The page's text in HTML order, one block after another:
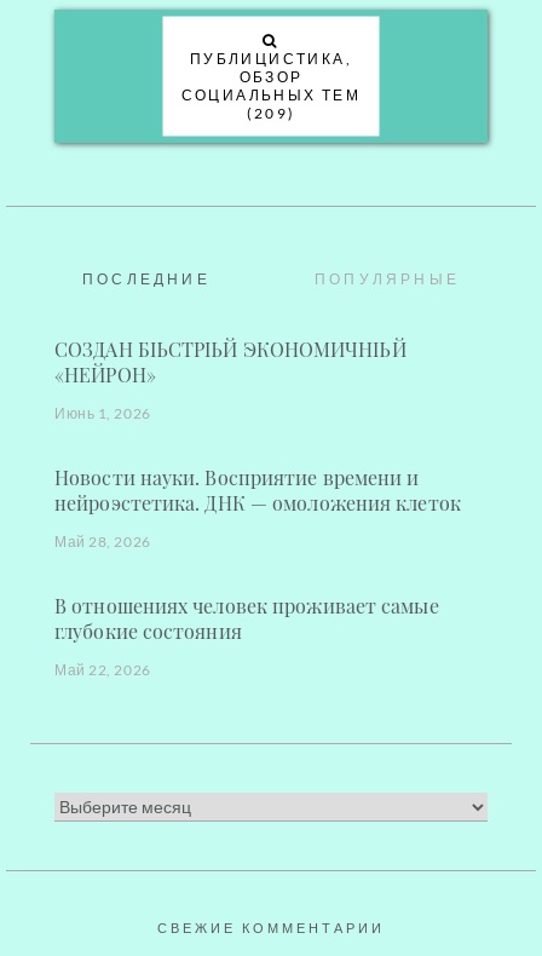
ПУБЛИЦИСТИКА,
ОБЗОР
СОЦИАЛЬНЫХ ТЕМ
(209)
ПОСЛЕДНИЕ ПОПУЛЯРНЫЕ
СОЗДАН БЫСТРЫЙ ЭКОНОМИЧНЫЙ
«НЕЙРОН»
Июнь 1, 2026
Новости науки. Восприятие времени и
нейроэстетика. ДНК — омоложения клеток
Май 28, 2026
В отношениях человек проживает самые
глубокие состояния
Май 22, 2026
СВЕЖИЕ КОММЕНТАРИИ